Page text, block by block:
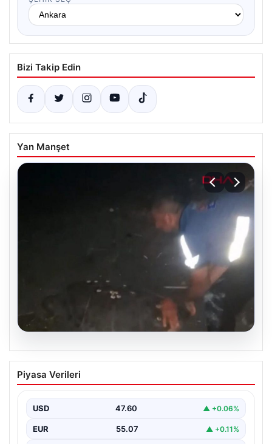
Bizi Takip Edin
Yan Manşet
05.08.2026
Sahilde yönünü şaşıran caretta
carettayı vatandaşlar denize ulaştırdı
Piyasa Verileri
USD 47.60 ▲ +0.06%
EUR 55.07 ▲ +0.11%